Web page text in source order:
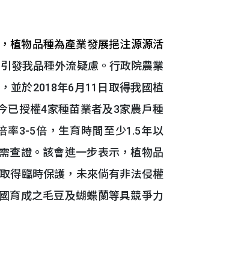
植物品種為產業發展挹注源源活
發我品種外流疑慮。行政院農業
並於2018年6月11日取得我國植
已授權4家種苗業者及3家農戶種
率3-5倍，生育時間至少1.5年以
查證。該會進一步表示，植物品
得臨時保護，未來倘有非法侵權
育成之毛豆及蝴蝶蘭等具競爭力